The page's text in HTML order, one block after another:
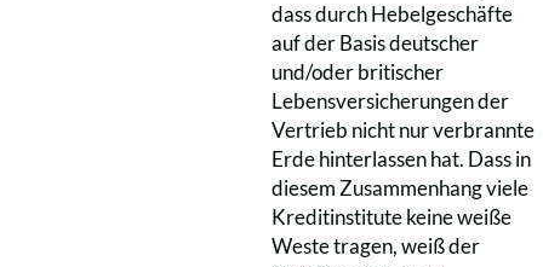
dass durch Hebelgeschäfte
auf der Basis deutscher
und/oder britischer
Lebensversicherungen der
Vertrieb nicht nur verbrannte
Erde hinterlassen hat. Dass in
diesem Zusammenhang viele
Kreditinstitute keine weiße
Weste tragen, weiß der